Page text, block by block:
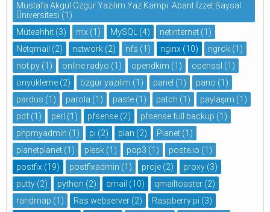
Mustafa Akgül Özgür Yazılım Yaz Kampı. Abant İzzet Baysal
Üniversitesi (1)
Müteahhit (3) mx (1) MySQL (4) netinternet (1)
Netqmail (2) network (2) nfs (1) nginx (10) ngrok (1)
not.py (1) online radyo (1) opendkim (1) openssl (1)
önyükleme (2) özgür yazılım (1) panel (1) pano (1)
pardus (1) parola (1) paste (1) patch (1) paylaşım (1)
pdf (1) perl (1) pfsense (2) pfsense full backup (1)
phpmyadmin (1) pi (2) plan (2) Planet (1)
planetplanet (1) plesk (1) pop3 (1) poste.io (1)
postfix (19) postfixadmin (1) proje (2) proxy (3)
putty (2) python (2) qmail (10) qmailtoaster (2)
randmap (1) Ras webserver (2) Raspberry pi (3)